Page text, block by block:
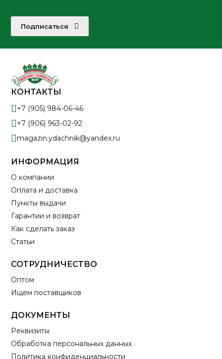
Подписаться
КОНТАКТЫ
+7 (905) 984-06-46
+7 (906) 963-02-92
magazin.ydachnik@yandex.ru
ИНФОРМАЦИЯ
О компании
Оплата и доставка
Пункты выдачи
Гарантии и возврат
Как сделать заказ
Статьи
СОТРУДНИЧЕСТВО
Оптом
Ищем поставщиков
ДОКУМЕНТЫ
Реквизиты
Обработка персональных данных
Политика конфиденциальности